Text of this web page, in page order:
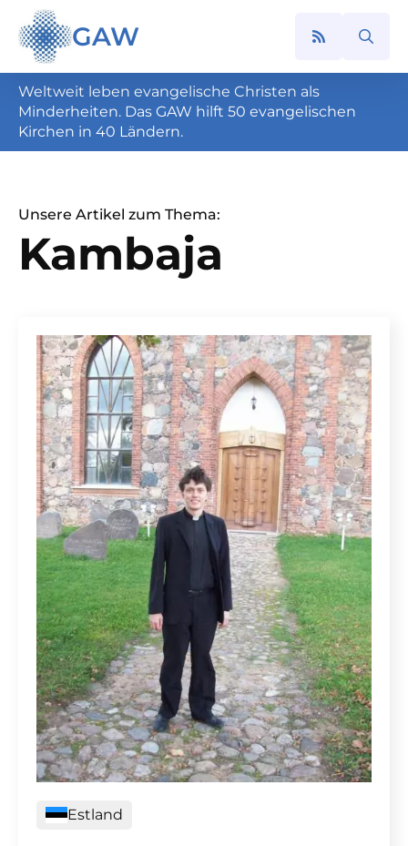
GAW
Search
Weltweit leben evangelische Christen als
Minderheiten. Das GAW hilft 50 evangelischen
Kirchen in 40 Ländern.
Unsere Artikel zum Thema:
Kambaja
Estland